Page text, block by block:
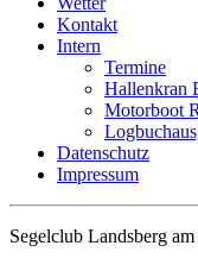
Kontakt
Intern
Termine
Hallenkran
Motorboot
Datenschutz
Impressum
Segelclub Landsberg